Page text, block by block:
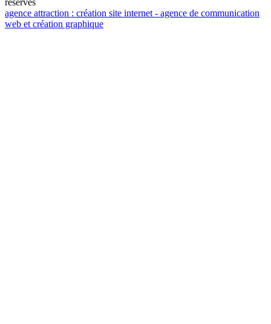
réservés
agence attraction : création site internet - agence de communication
web et création graphique